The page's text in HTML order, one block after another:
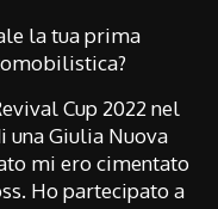
la tua prima
Cup 2022 nel
una Giulia Nuova
mi ero cimentato
Ho partecipato a